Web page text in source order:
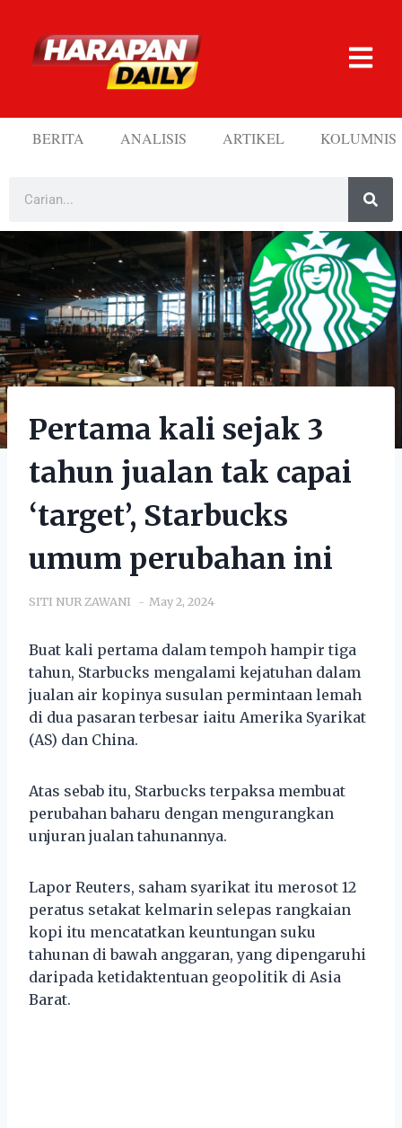
BERITA ANALISIS ARTIKEL KOLUMNIS
Pertama kali sejak 3
tahun jualan tak capai
‘target’, Starbucks
umum perubahan ini
SITI NUR ZAWANI May 2, 2024
Buat kali pertama dalam tempoh hampir tiga
tahun, Starbucks mengalami kejatuhan dalam
jualan air kopinya susulan permintaan lemah
di dua pasaran terbesar iaitu Amerika Syarikat
(AS) dan China.
Atas sebab itu, Starbucks terpaksa membuat
perubahan baharu dengan mengurangkan
unjuran jualan tahunannya.
Lapor Reuters, saham syarikat itu merosot 12
peratus setakat kelmarin selepas rangkaian
kopi itu mencatatkan keuntungan suku
tahunan di bawah anggaran, yang dipengaruhi
daripada ketidaktentuan geopolitik di Asia
Barat.